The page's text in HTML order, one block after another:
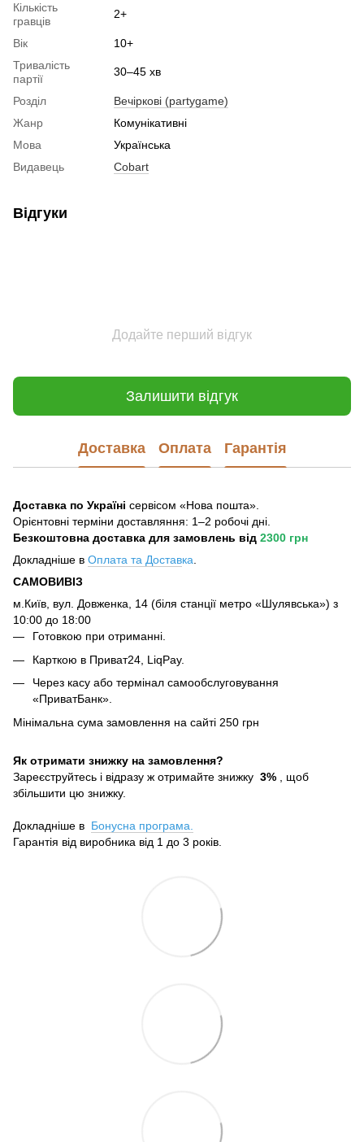
Кількість
гравців
2+
Вік
10+
Тривалість
партії
30–45 хв
Розділ
Вечіркові (partygame)
Жанр
Комунікативні
Мова
Українська
Видавець
Cobart
Відгуки
Додайте перший відгук
Залишити відгук
Доставка Оплата Гарантія
Доставка по Україні сервісом «Нова пошта».
Орієнтовні терміни доставляння: 1–2 робочі дні.
Безкоштовна доставка для замовлень від 2300 грн
Докладніше в Оплата та Доставка.
САМОВИВІЗ
м.Київ, вул. Довженка, 14 (біля станції метро «Шулявська») з
10:00 до 18:00
Готовкою при отриманні.
Карткою в Приват24, LiqPay.
Через касу або термінал самообслуговування
«ПриватБанк».
Мінімальна сума замовлення на сайті 250 грн
Як отримати знижку на замовлення?
Зареєструйтесь і відразу ж отримайте знижку 3% , щоб
збільшити цю знижку.
Докладніше в Бонусна програма.
Гарантія від виробника від 1 до 3 років.